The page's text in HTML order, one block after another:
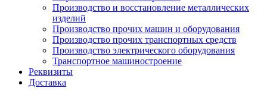
Производство и восстановление металлических
изделий
Производство прочих машин и оборудования
Производство прочих транспортных средств
Производство электрического оборудования
Транспортное машиностроение
Реквизиты
Доставка